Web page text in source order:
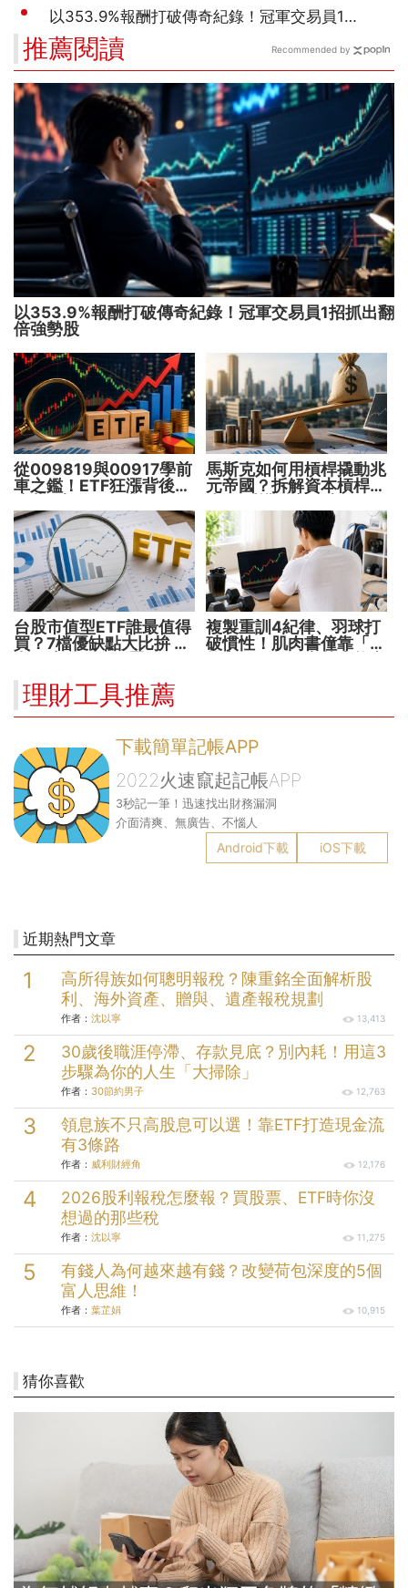
推薦閱讀
以353.9%報酬打破傳奇紀錄！冠軍交易員1招抓出翻
倍強勢股
從009819與00917學前
車之鑑！ETF狂漲背後
馬斯克如何用槓桿撬動兆
元帝國？拆解資本槓桿5
台股市值型ETF誰最值得
買？7檔優缺點大比拚 找
複製重訓4紀律、羽球打
破慣性！肌肉書僮靠「動
Recommended by
理財工具推薦
下載簡單記帳APP
2022火速竄起記帳APP
3秒記一筆！迅速找出財務漏洞
介面清爽、無廣告、不惱人
Android下載 iOS下載
近期熱門文章
高所得族如何聰明報稅？陳重銘全面解析股
利、海外資產、贈與、遺產報稅規劃
作者： 沈以寧 13,413
30歲後職涯停滯、存款見底？別內耗！用這3
步驟為你的人生「大掃除」
作者： 30節約男子 12,763
領息族不只高股息可以選！靠ETF打造現金流
有3條路
作者： 威利財經角 12,176
2026股利報稅怎麼報？買股票、ETF時你沒
想過的那些稅
作者： 沈以寧 11,275
有錢人為何越來越有錢？改變荷包深度的5個
富人思維！
作者： 葉芷娟 10,915
猜你喜歡